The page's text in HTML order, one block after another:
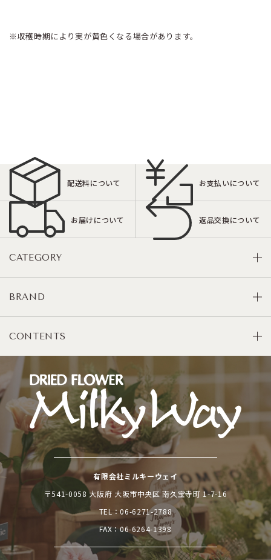
※収穫時期により実が黄色くなる場合があります。
配送料について お支払いについて
お届けについて 返品交換について
CATEGORY
BRAND
CONTENTS
有限会社ミルキーウェイ
〒541-0058 大阪府 大阪市中央区 南久宝寺町 1-7-16
TEL：06-6271-2788
FAX：06-6264-1398